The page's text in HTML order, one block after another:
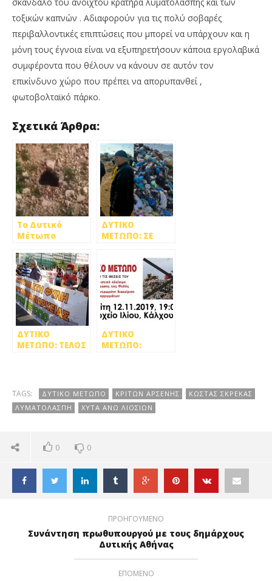
τοξικών καπνών . Αδιαφορούν για τις πολύ σοβαρές
περιβαλλοντικές επιπτώσεις που μπορεί να υπάρχουν και η
μόνη τους έγνοια είναι να εξυπηρετήσουν κάποια εργολαβικά
συμφέροντα που θέλουν να κάνουν σε αυτόν τον
επικίνδυνο χώρο που πρέπει να απορυπανθεί ,
φωτοβολταϊκό πάρκο.
Σχετικά Άρθρα:
Το Δυτικό
Μέτωπο
Γενική
Διεύθυνση
Σώματος
Επιθεωρητών
Περιβάλλοντος
ΔΥΤΙΚΟ
ΜΕΤΩΠΟ: ΣΕ
ΚΑΤΑΣΤΑΣΗ Ο
ΧΥΤΑ ΦΥΛΗΣ
ΔΥΤΙΚΟ
ΜΕΤΩΠΟ: ΤΕΛΟΣ
ΔΥΤΙΚΟ
ΜΕΤΩΠΟ:
ΑΠΟΡΡΙΜΜΑΤΩΝ
TAGS: ΔΥΤΙΚΟ ΜΕΤΩΠΟ ΚΡΙΤΩΝ ΑΡΣΕΝΗΣ
ΚΩΣΤΑΣ ΣΚΡΕΚΑΣ
ΛΥΜΑΤΟΛΑΣΠΗ
ΧΥΤΑ ΑΝΩ ΛΙΟΣΙΩΝ
0 0
ΠΡΟΗΓΟΥΜΕΝΟ
Συνάντηση πρωθυπουργού με τους δημάρχους
Δυτικής Αθήνας
ΕΠΟΜΕΝΟ